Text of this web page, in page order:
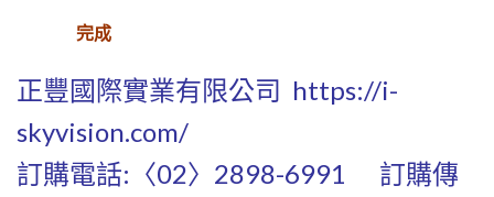
完成
正豐國際實業有限公司 https://i-
skyvision.com/
訂購電話:〈02〉2898-6991 訂購傳